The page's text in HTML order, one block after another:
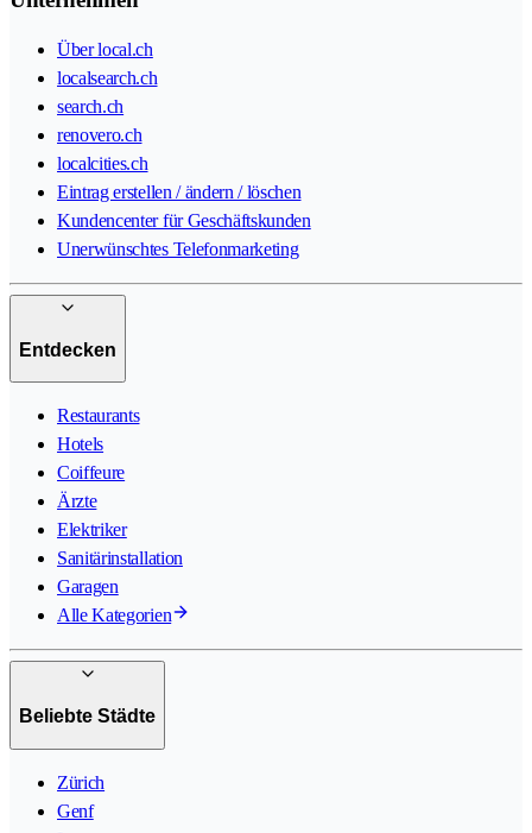
Über local.ch
localsearch.ch
search.ch
renovero.ch
localcities.ch
Eintrag erstellen / ändern / löschen
Kundencenter für Geschäftskunden
Unerwünschtes Telefonmarketing
Entdecken
Restaurants
Hotels
Coiffeure
Ärzte
Elektriker
Sanitärinstallation
Garagen
Alle Kategorien
Beliebte Städte
Zürich
Genf